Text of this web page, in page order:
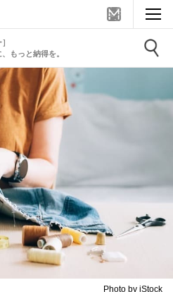
もっと納得を。
Photo by iStock